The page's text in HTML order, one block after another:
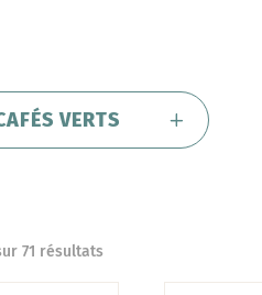
VERTS
71 résultats